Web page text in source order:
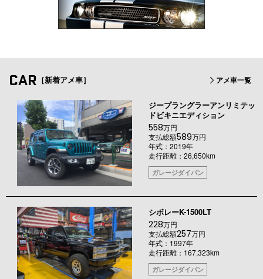
CAR ［新着アメ車］ アメ車一覧
ジープラングラーアンリミテッ
ドビキニエディション
558万円
支払総額589万円
年式：2019年
走行距離：26,650km
ガレージダイバン
シボレーK-1500LT
228万円
支払総額257万円
年式：1997年
走行距離：167,323km
ガレージダイバン